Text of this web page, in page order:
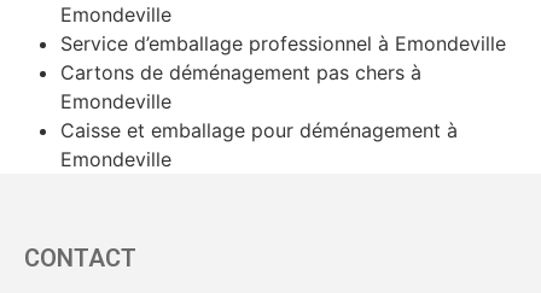
Emondeville
Service d’emballage professionnel à Emondeville
Cartons de déménagement pas chers à
Emondeville
Caisse et emballage pour déménagement à
Emondeville
CONTACT